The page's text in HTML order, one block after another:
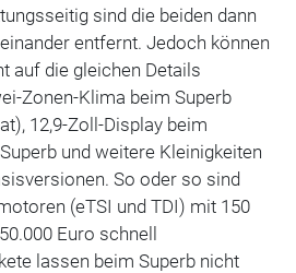
sind die beiden dann
entfernt. Jedoch können
auf die gleichen Details
Zonen-Klima beim Superb
12,9-Zoll-Display beim
und weitere Kleinigkeiten
So oder so sind
(eTSI und TDI) mit 150
Euro schnell
lassen beim Superb nicht